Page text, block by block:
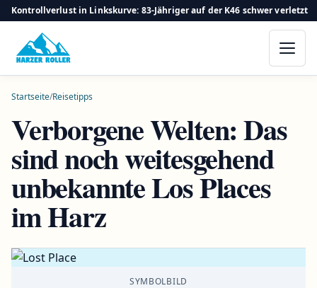
Kontrollverlust in Linkskurve: 83-Jähriger auf der K46 schwer verletzt
Startseite/Reisetipps
Verborgene Welten: Das
sind noch weitesgehend
unbekannte Los Places
im Harz
SYMBOLBILD